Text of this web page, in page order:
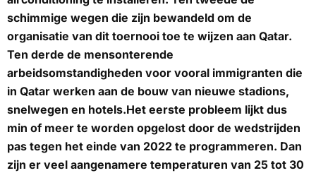
schimmige wegen die zijn bewandeld om de
organisatie van dit toernooi toe te wijzen aan Qatar.
Ten derde de mensonterende
arbeidsomstandigheden voor vooral immigranten die
in Qatar werken aan de bouw van nieuwe stadions,
snelwegen en hotels.Het eerste probleem lijkt dus
min of meer te worden opgelost door de wedstrijden
pas tegen het einde van 2022 te programmeren. Dan
zijn er veel aangenamere temperaturen van 25 tot 30